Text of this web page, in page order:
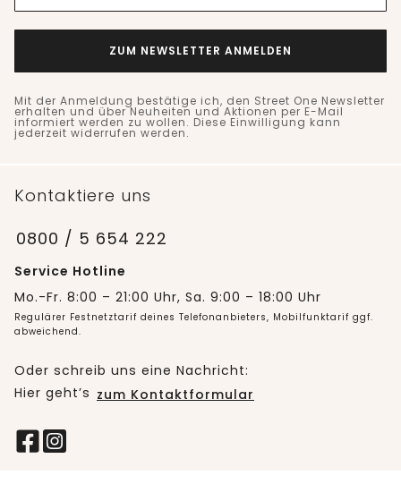
ZUM NEWSLETTER ANMELDEN
Mit der Anmeldung bestätige ich, den Street One Newsletter
erhalten und über Neuheiten und Aktionen per E-Mail
informiert werden zu wollen. Diese Einwilligung kann
jederzeit widerrufen werden.
Kontaktiere uns
0800 / 5 654 222
Service Hotline
Mo.-Fr. 8:00 – 21:00 Uhr, Sa. 9:00 – 18:00 Uhr
Regulärer Festnetztarif deines Telefonanbieters, Mobilfunktarif ggf.
abweichend.
Oder schreib uns eine Nachricht:
Hier geht’s zum Kontaktformular